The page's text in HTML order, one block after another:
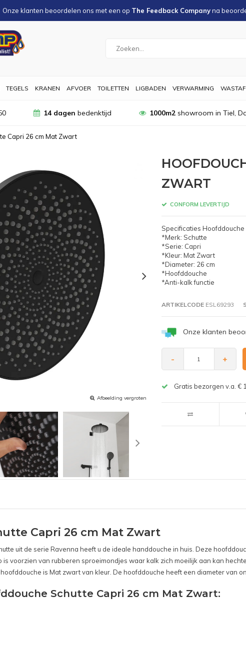
Onze klanten beoordelen ons met een op The Feedback Companyna
TEGELS KRANEN AFVOER TOILETTEN LIGBADEN VERWARMING
14 dagen bedenktijd 1000m2showroom in Tiel,
Capri 26 cm Mat Zwart
Afbeelding vergroten
ZWART
CONFORM LEVERTIJD
Specificaties
*Merk: Schutte
*Serie: Capri
*Kleur: Mat Zwart
*Diameter: 26 cm
*Hoofddouche
*Anti-kalk functie
ARTIKELCODEESL69293
Onze klanten
- +
Gratis bezorgen v.a. €
Capri 26 cm Mat Zwart
uit de serie Ravenna heeft u de ideale handdouche in huis. Deze
is voorzien van rubberen sproeimondjes waar kalk zich moeilijk aan kan
is Mat zwart van kleur. De hoofddouche heeft een diameter van
Schutte Capri 26 cm Mat Zwart: